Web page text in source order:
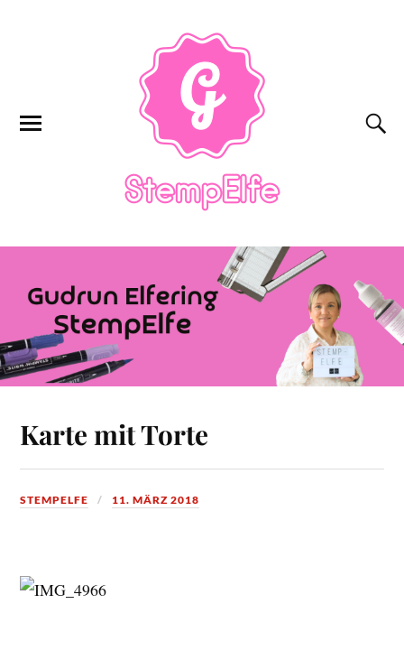
Karte mit Torte
STEMPELFE 11. MÄRZ 2018